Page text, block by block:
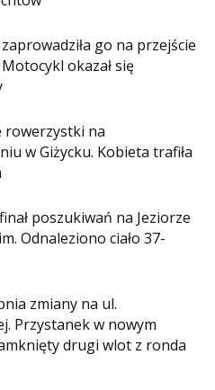
go na przejście
okazał się
rowerzystki na
w Giżycku. Kobieta trafiła
poszukiwań na Jeziorze
Odnaleziono ciało 37-
zmiany na ul.
Przystanek w nowym
drugi wlot z ronda